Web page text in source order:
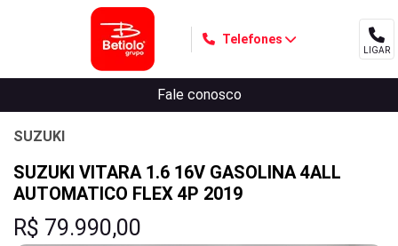
Telefones
LIGAR
Fale conosco
SUZUKI
SUZUKI VITARA 1.6 16V GASOLINA 4ALL
AUTOMATICO FLEX 4P 2019
R$ 79.990,00